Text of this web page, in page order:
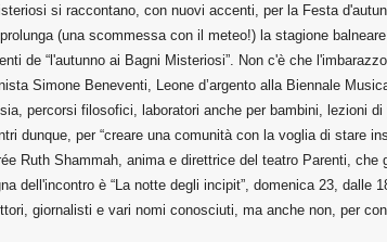
si raccontano, con nuovi accenti, per la Festa
(una scommessa con il meteo!) la stagione
de “l'autunno ai Bagni Misteriosi”. Non c'è che
Simone Beneventi, Leone d’argento alla Biennale
percorsi filosofici, laboratori anche per bambini, lezioni
dunque, per “creare una comunità con la voglia di stare
Ruth Shammah, anima e direttrice del teatro Parenti,
dell'incontro è “La notte degli incipit”, domenica 23,
giornalisti e vari nomi conosciuti, ma anche non, per